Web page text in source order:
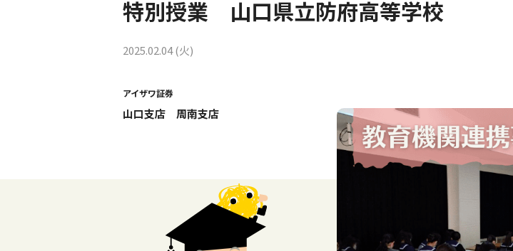
特別授業 山口県立防府高等学校
2025.02.04 (火)
アイザワ証券
山口支店 周南支店